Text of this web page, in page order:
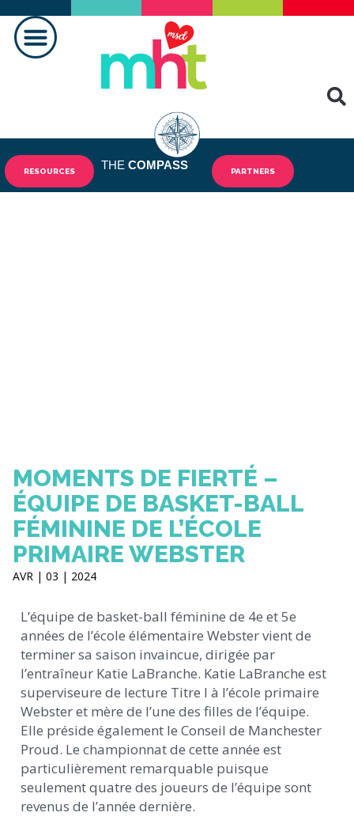
RESOURCES THE COMPASS PARTNERS
MOMENTS DE FIERTÉ –
ÉQUIPE DE BASKET-BALL
FÉMININE DE L’ÉCOLE
PRIMAIRE WEBSTER
AVR | 03 | 2024
L’équipe de basket-ball féminine de 4e et 5e
années de l’école élémentaire Webster vient de
terminer sa saison invaincue, dirigée par
l’entraîneur Katie LaBranche. Katie LaBranche est
superviseure de lecture Titre I à l’école primaire
Webster et mère de l’une des filles de l’équipe.
Elle préside également le Conseil de Manchester
Proud. Le championnat de cette année est
particulièrement remarquable puisque
seulement quatre des joueurs de l’équipe sont
revenus de l’année dernière.